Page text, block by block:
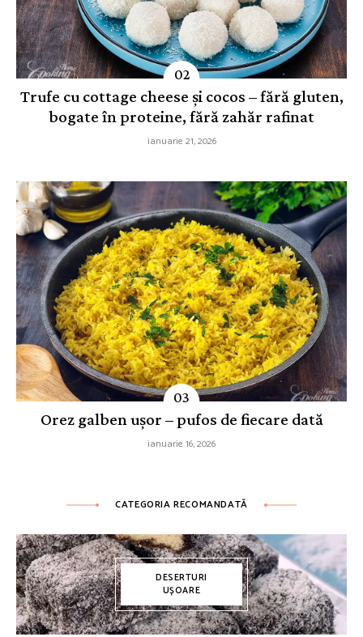
Trufe cu cottage cheese și cocos – fără gluten,
bogate în proteine, fără zahăr rafinat
ianuarie 21, 2026
Orez galben ușor – pufos de fiecare dată
ianuarie 16, 2026
CATEGORIA RECOMANDATĂ
DESERTURI
UȘOARE